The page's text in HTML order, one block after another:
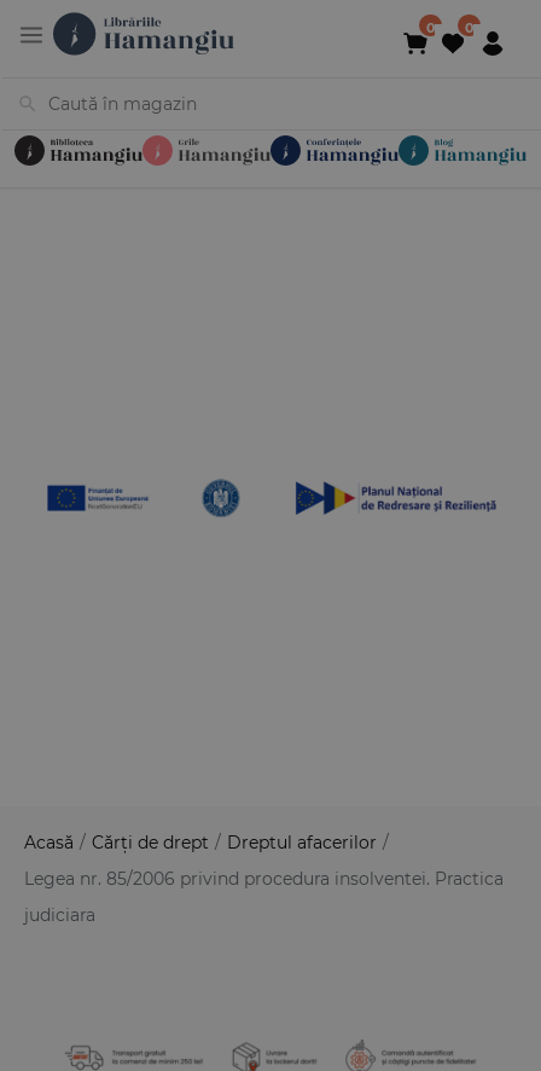
Acasă / Cărți de drept / Dreptul afacerilor /
Legea nr. 85/2006 privind procedura insolventei. Practica
judiciara